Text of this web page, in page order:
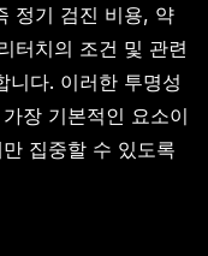
정기 검진 비용, 약
터치의 조건 및 관련
니다. 이러한 투명성
장 기본적인 요소이
집중할 수 있도록